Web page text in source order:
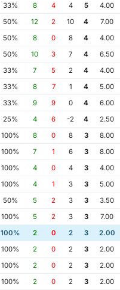
33% 8 4 4 5
4.00
50% 12 2 10 4
7.00
50% 8 0 8 4
4.00
50% 10 3 7 4
6.50
33% 7 5 2 4
4.00
33% 8 7 1 4
5.00
33% 9 9 0 4
6.00
25% 4 6 -2 4
2.50
100% 8 0 8 3
8.00
100% 7 1 6 3
8.00
100% 4 0 4 3
4.00
100% 4 1 3 3
5.00
50% 5 2 3 3
3.50
100% 5 2 3 3
7.00
100% 2 0 2 3
2.00
100% 2 0 2 3
2.00
100% 2 0 2 3
2.00
100% 2 0 2 3
2.00